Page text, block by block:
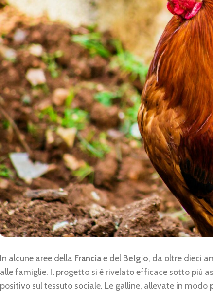
In alcune aree della Franciae del Belgio, da oltre dieci
alle famiglie. Il progetto si è rivelato efficace sotto più
positivo sul tessuto sociale. Le galline, allevate in modo